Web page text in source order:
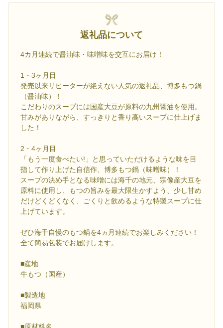
返礼品について
4カ月連続で醤油味・味噌味を交互にお届け！
1・3ヶ月目
発売以来リピーターが絶えない人気の返礼品、博多もつ鍋
（醤油味）！
こだわりのスープには国産大豆が原料の九州醤油を使用。
甘みがありながら、すっきりと香り高いスープに仕上げま
した！
2・4ヶ月目
「もう一度食べたい!」と思っていただけるような味を目
指して作り上げた自信作、博多もつ鍋（味噌味）！
スープの決め手となる味噌には海千の地元、宗像産大豆を
原料に使用し、もつの旨みを最大限生かすよう、少し甘め
だけどくどくなく、ごくりと飲めるような特製スープに仕
上げています。
ぜひ海千自慢のもつ鍋を4ヵ月連続でお楽しみください！
全て簡易包装でお届けします。
■産地
牛もつ（国産）
■製造地
福岡県